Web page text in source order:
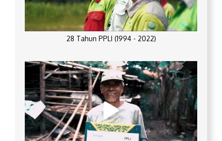
28 Tahun PPLI (1994 - 2022)